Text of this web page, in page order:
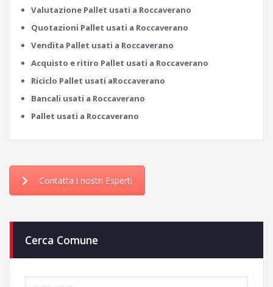
Valutazione Pallet usati a Roccaverano
Quotazioni Pallet usati a Roccaverano
Vendita Pallet usati a Roccaverano
Acquisto e ritiro Pallet usati a Roccaverano
Riciclo Pallet usati aRoccaverano
Bancali usati a Roccaverano
Pallet usati a Roccaverano
Contatta i nostri Esperti
Cerca Comune